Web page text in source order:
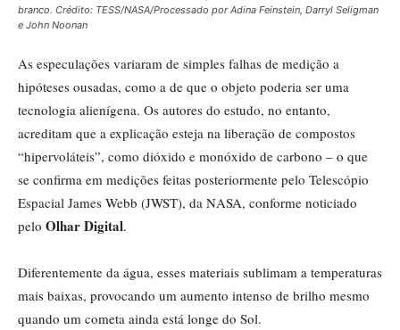
branco. Crédito: TESS/NASA/Processado por Adina Feinstein, Darryl Seligman
e John Noonan
As especulações variaram de simples falhas de medição a
hipóteses ousadas, como a de que o objeto poderia ser uma
tecnologia alienígena. Os autores do estudo, no entanto,
acreditam que a explicação esteja na liberação de compostos
“hipervoláteis”, como dióxido e monóxido de carbono – o que
se confirma em medições feitas posteriormente pelo Telescópio
Espacial James Webb (JWST), da NASA, conforme noticiado
pelo Olhar Digital.
Diferentemente da água, esses materiais sublimam a temperaturas
mais baixas, provocando um aumento intenso de brilho mesmo
quando um cometa ainda está longe do Sol.